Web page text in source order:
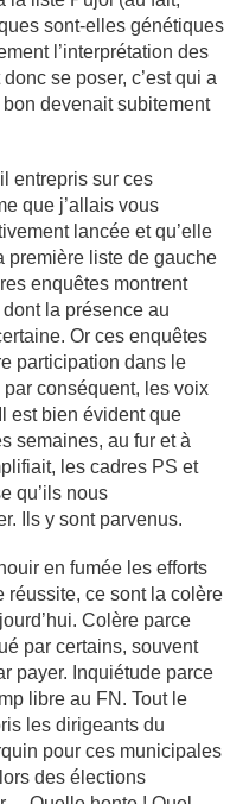
sont-elles génétiques
l’interprétation des
se poser, c’est qui a
devenait subitement
entrepris sur ces
que j’allais vous
lancée et qu’elle
première liste de gauche
enquêtes montrent
dont la présence au
Or ces enquêtes
participation dans le
conséquent, les voix
est bien évident que
semaines, au fur et à
les cadres PS et
qu’ils nous
Ils y sont parvenus.
en fumée les efforts
réussite, ce sont la colère
Colère parce
par certains, souvent
payer. Inquiétude parce
libre au FN. Tout le
les dirigeants du
pour ces municipales
des élections